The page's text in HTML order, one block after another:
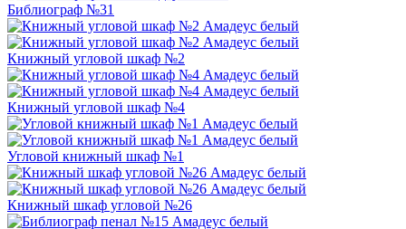
Библиограф №31
Книжный угловой шкаф №2
Книжный угловой шкаф №4
Угловой книжный шкаф №1
Книжный шкаф угловой №26